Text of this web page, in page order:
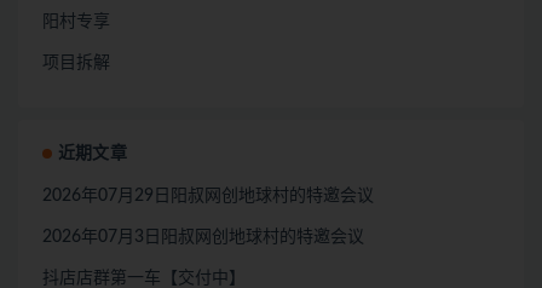
阳村专享
项目拆解
近期文章
2026年07月29日阳叔网创地球村的特邀会议
2026年07月3日阳叔网创地球村的特邀会议
抖店店群第一车【交付中】